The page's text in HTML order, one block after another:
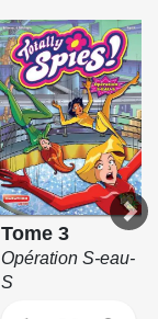
Tome 3
Opération S-eau-
S